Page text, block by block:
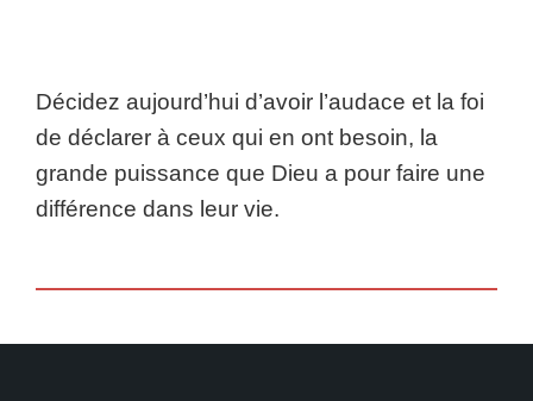
Décidez aujourd’hui d’avoir l’audace et la foi
de déclarer à ceux qui en ont besoin, la
grande puissance que Dieu a pour faire une
différence dans leur vie.